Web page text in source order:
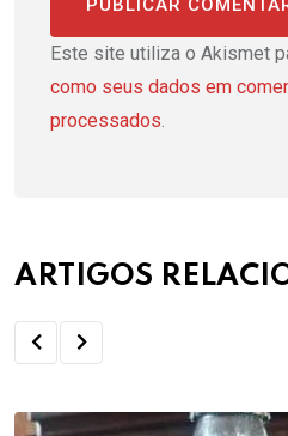
Este site utiliza o Akismet
como seus dados em
processados
ARTIGOS